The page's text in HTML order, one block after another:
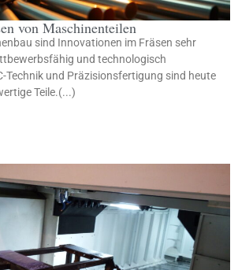
von Maschinenteilen
sind Innovationen im Fräsen sehr
und technologisch
Technik und Präzisionsfertigung sind heute
Teile.(...)